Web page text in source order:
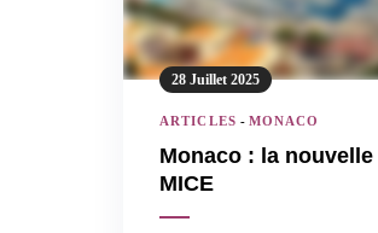
28 Juillet 2025
ARTICLES - MONACO
Monaco : la
MICE